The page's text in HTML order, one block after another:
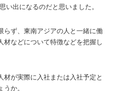
い出になるのだと思いました。
らず、東南アジアの人と一緒に働
材などについて特徴などを把握し
が実際に入社または入社予定と
か。